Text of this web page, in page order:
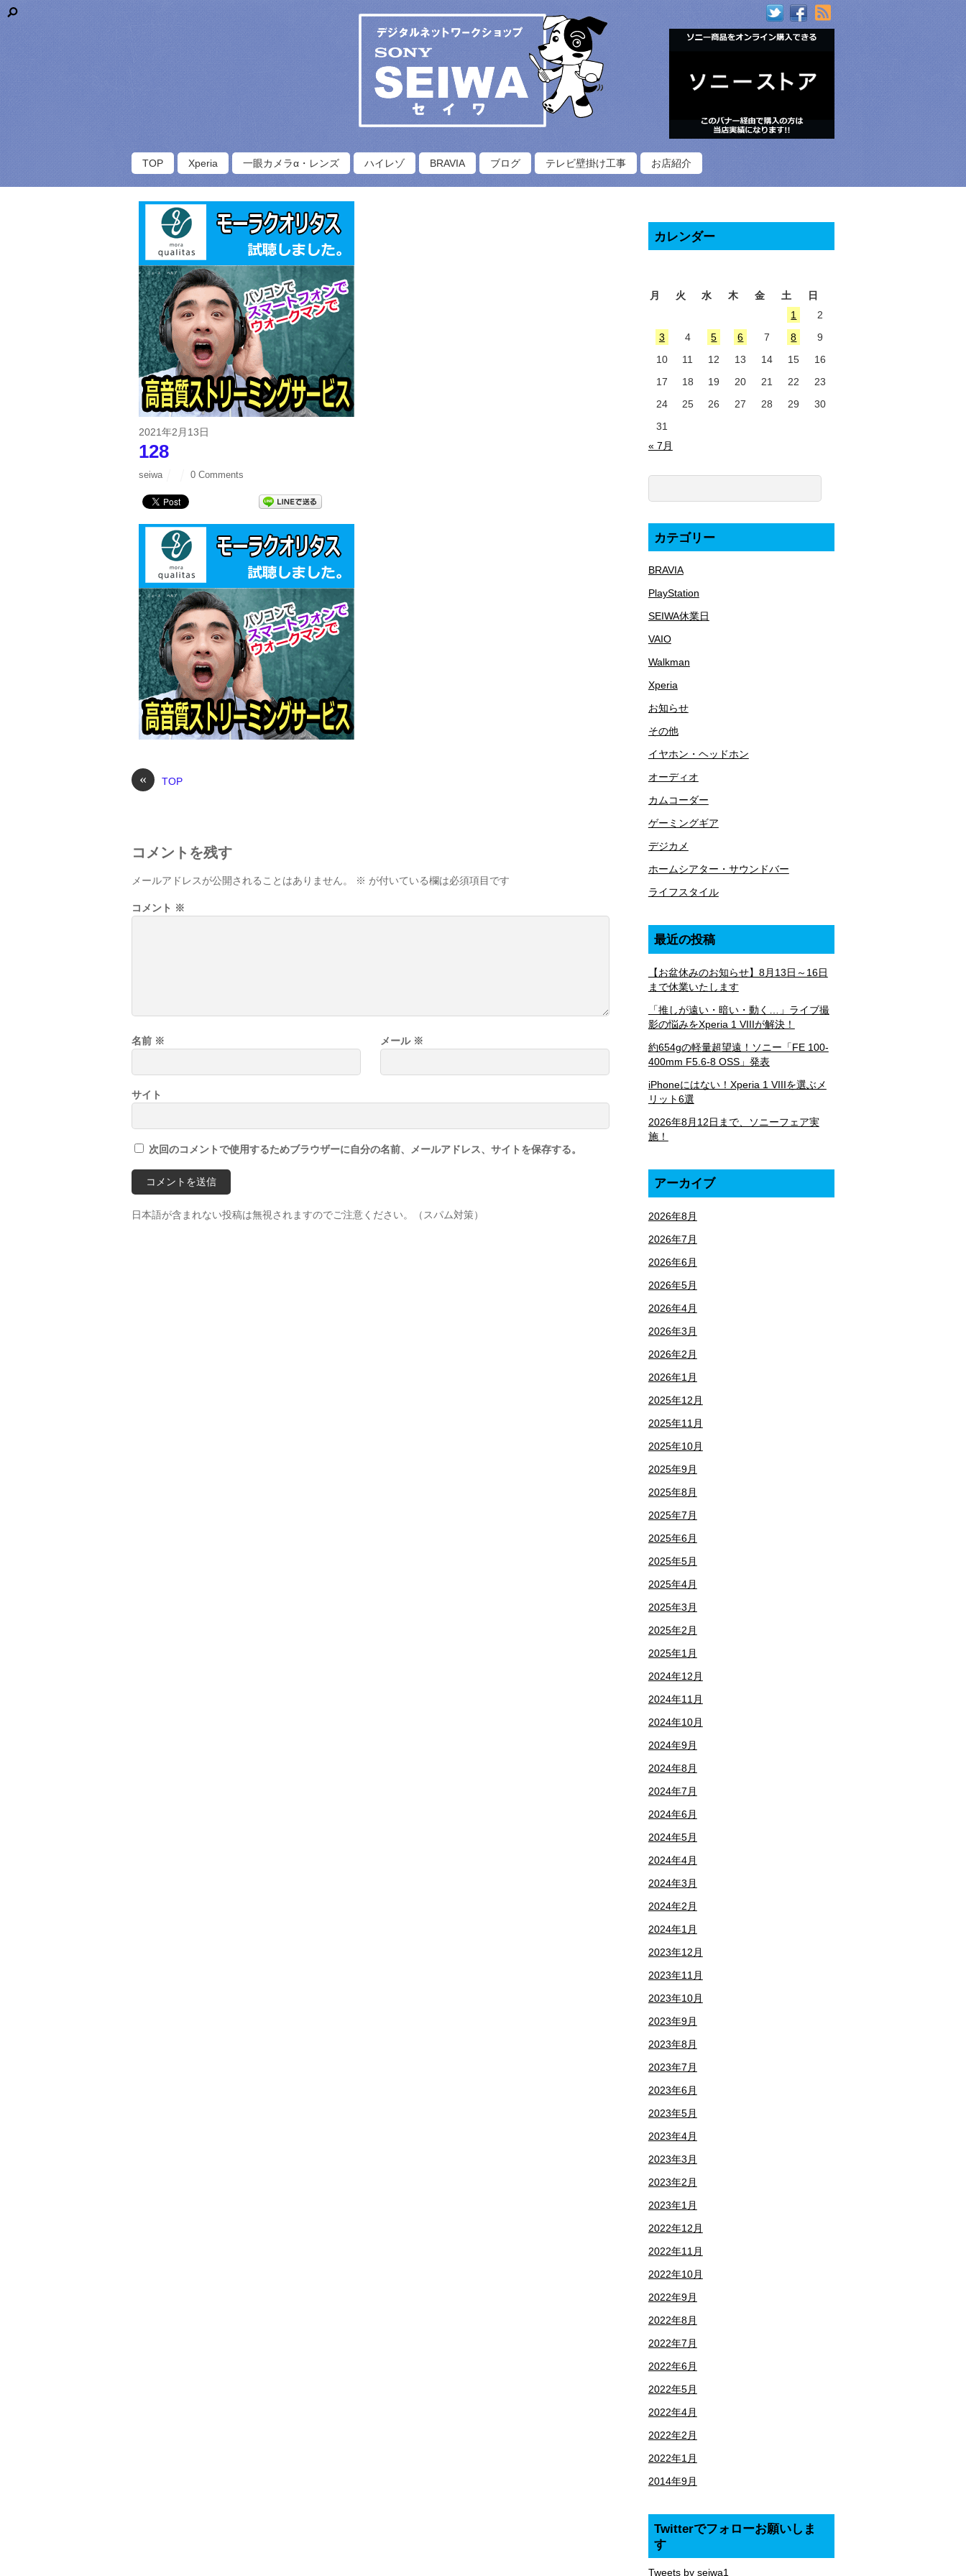
TOP Xperia 一眼カメラα・レンズ ハイレゾ BRAVIA ブログ テレビ壁掛け工事 お店紹介
2021年2月13日
128
seiwa 0 Comments
« TOP
コメントを残す
メールアドレスが公開されることはありません。 ※ が付いている欄は必須項目です
コメント ※
名前 ※ メール ※
サイト
次回のコメントで使用するためブラウザーに自分の名前、メールアドレス、サイトを保存する。
日本語が含まれない投稿は無視されますのでご注意ください。（スパム対策）
カレンダー
月 火 水 木 金 土
日
1
2
3
4 5 6 7 8
9
10
11 12 13 14 15
16
17
18 19 20 21 22
23
24
25 26 27 28 29
30
31
« 7月
カテゴリー
BRAVIA
PlayStation
SEIWA休業日
VAIO
Walkman
Xperia
お知らせ
その他
イヤホン・ヘッドホン
オーディオ
カムコーダー
ゲーミングギア
デジカメ
ホームシアター・サウンドバー
ライフスタイル
最近の投稿
【お盆休みのお知らせ】8月13日～16日
まで休業いたします
「推しが遠い・暗い・動く…」ライブ撮
影の悩みをXperia 1 VIIIが解決！
約654gの軽量超望遠！ソニー「FE 100-
400mm F5.6-8 OSS」発表
iPhoneにはない！Xperia 1 VIIIを選ぶメ
リット6選
2026年8月12日まで、ソニーフェア実
施！
アーカイブ
2026年8月
2026年7月
2026年6月
2026年5月
2026年4月
2026年3月
2026年2月
2026年1月
2025年12月
2025年11月
2025年10月
2025年9月
2025年8月
2025年7月
2025年6月
2025年5月
2025年4月
2025年3月
2025年2月
2025年1月
2024年12月
2024年11月
2024年10月
2024年9月
2024年8月
2024年7月
2024年6月
2024年5月
2024年4月
2024年3月
2024年2月
2024年1月
2023年12月
2023年11月
2023年10月
2023年9月
2023年8月
2023年7月
2023年6月
2023年5月
2023年4月
2023年3月
2023年2月
2023年1月
2022年12月
2022年11月
2022年10月
2022年9月
2022年8月
2022年7月
2022年6月
2022年5月
2022年4月
2022年2月
2022年1月
2014年9月
Twitterでフォローお願いしま
す
Tweets by seiwa1